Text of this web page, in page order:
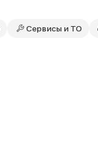
Сервисы и ТО